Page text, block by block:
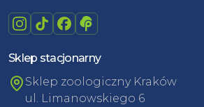
Sklep stacjonarny
Sklep zoologiczny Kraków
ul. Limanowskiego 6